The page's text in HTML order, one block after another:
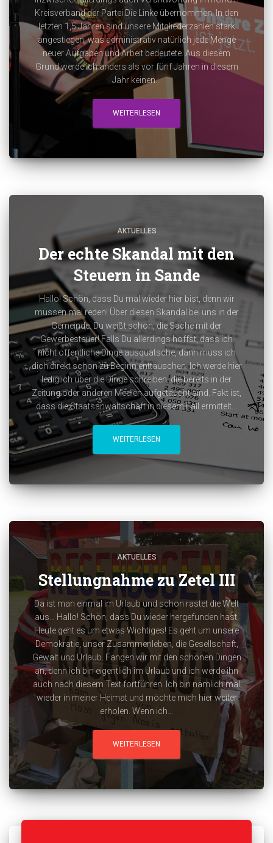
Kreisverband der Partei Die Linke übernommen. In den
letzten 1,5 Jahren sind unsere Mitgliederzahlen stark
angestiegen, was administrativ natürlich jede Menge
neuer Aufgaben und Arbeit bedeutete. Aus diesem
Grund werde ich anders als vor fünf Jahren in diesem
Jahr keinen...
WEITERLESEN
AKTUELLES
Der echte Skandal mit den
Steuern in Sande
Hallo! Schön, dass Du mal wieder hier bist, denn wir
müssen mal reden! Über diesen Skandal bei uns in der
Gemeinde. Du weißt schon, die Sache mit der
Gewerbesteuer! Falls Du allerdings hoffst, dass ich
nicht öffentliche Dinge ausquatsche, dann muss ich
dich direkt schon zu Beginn enttäuschen. Ich werde hier
lediglich über die Dinge schreiben, die bereits in der
Zeitung oder anderen Medien aufgetaucht sind. Fakt ist,
dass die Staatsanwaltschaft in diesem Fall ermittelt...
WEITERLESEN
AKTUELLES
Stellungnahme zu Zetel III
Da ist man einmal im Urlaub und schon rastet die Welt
aus… Hallo! Schön, dass Du wieder hergefunden hast.
Heute geht es um etwas Wichtiges! Es geht um unsere
Demokratie, unser Zusammenleben, die Gesellschaft,
Gewalt und Urlaub. Fangen wir mit den schönen Dingen
an, denn ich bin eigentlich im Urlaub und ich werde ihn
auch nach diesem Text fortführen. Ich bin nämlich mal
wieder in meiner Heimat und möchte mich hier weiter
erholen. Wenn ich...
WEITERLESEN